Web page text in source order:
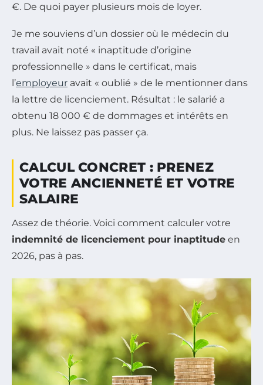
€. De quoi payer plusieurs mois de loyer.
Je me souviens d’un dossier où le médecin du
travail avait noté « inaptitude d’origine
professionnelle » dans le certificat, mais
l’employeur avait « oublié » de le mentionner dans
la lettre de licenciement. Résultat : le salarié a
obtenu 18 000 € de dommages et intérêts en
plus. Ne laissez pas passer ça.
CALCUL CONCRET : PRENEZ
VOTRE ANCIENNETÉ ET VOTRE
SALAIRE
Assez de théorie. Voici comment calculer votre
indemnité de licenciement pour inaptitude en
2026, pas à pas.